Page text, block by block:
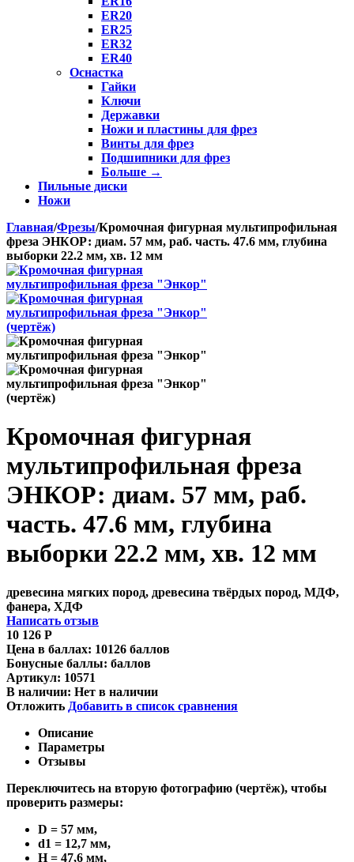
ER20
ER25
ER32
ER40
Оснастка
Гайки
Ключи
Державки
Ножи и пластины для фрез
Винты для фрез
Подшипники для фрез
Больше →
Пильные диски
Ножи
Главная/Фрезы/Кромочная фигурная мультипрофильная
фреза ЭНКОР: диам. 57 мм, раб. часть. 47.6 мм, глубина
выборки 22.2 мм, хв. 12 мм
Кромочная фигурная
мультипрофильная фреза
ЭНКОР: диам. 57 мм, раб.
часть. 47.6 мм, глубина
выборки 22.2 мм, хв. 12 мм
древесина мягких пород, древесина твёрдых пород, МДФ,
фанера, ХДФ
Написать отзыв
10 126 Р
Цена в баллах: 10126 баллов
Бонусные баллы: баллов
Артикул: 10571
В наличии: Нет в наличии
Отложить Добавить в список сравнения
Описание
Параметры
Отзывы
Переключитесь на вторую фотографию (чертёж), чтобы
проверить размеры:
D = 57 мм,
d1 = 12,7 мм,
H = 47,6 мм,